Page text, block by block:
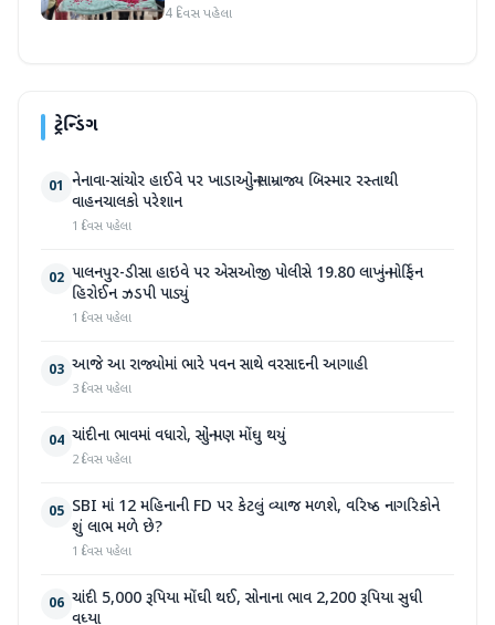
4 દિવસ પહેલા
ટ્રેન્ડિંગ
01 નેનાવા-સાંચોર હાઈવે પર ખાડાઓનું સામ્રાજ્ય બિસ્માર રસ્તાથી
વાહનચાલકો પરેશાન
1 દિવસ પહેલા
02 પાલનપુર-ડીસા હાઇવે પર એસઓજી પોલીસે 19.80 લાખનું મોર્ફિન
હિરોઈન ઝડપી પાડ્યું
1 દિવસ પહેલા
03 આજે આ રાજ્યોમાં ભારે પવન સાથે વરસાદની આગાહી
3 દિવસ પહેલા
04 ચાંદીના ભાવમાં વધારો, સોનું પણ મોંઘુ થયું
2 દિવસ પહેલા
05 SBI માં 12 મહિનાની FD પર કેટલું વ્યાજ મળશે, વરિષ્ઠ નાગરિકોને
શું લાભ મળે છે?
1 દિવસ પહેલા
06 ચાંદી 5,000 રૂપિયા મોંઘી થઈ, સોનાના ભાવ 2,200 રૂપિયા સુધી
વધ્યા